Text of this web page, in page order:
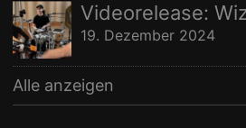
19. Dezember 2024
Alle anzeigen